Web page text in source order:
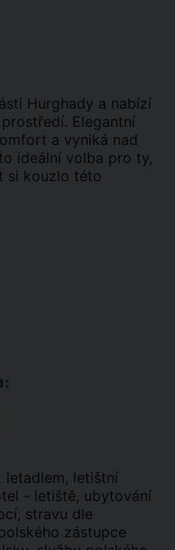
Hurghady a nabízí
Elegantní
a vyniká nad
ideální volba pro ty,
si kouzlo této
letadlem, letištní
- letiště, ubytování
stravu dle
zástupce